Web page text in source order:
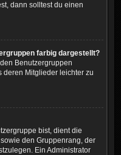
dann solltest du einen
farbig dargestellt?
Benutzergruppen
deren Mitglieder leichter zu
bist, dient die
den Gruppenrang, der
Ein Administrator